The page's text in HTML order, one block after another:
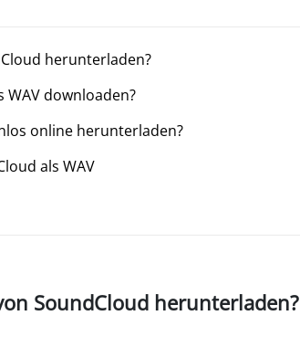
herunterladen?
WAV downloaden?
online herunterladen?
als WAV
SoundCloud herunterladen?